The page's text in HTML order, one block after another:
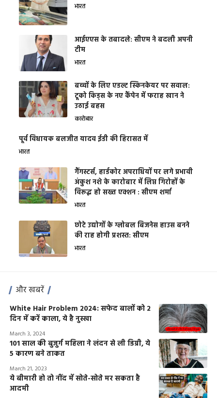
भारत
आईएएस के तबादले: सीएम ने बदली अपनी
टीम
भारत
बच्चों के लिए एडल्ट स्किनकेयर पर सवाल:
टूको किड्स के नए कैंपेन में फराह खान ने
उठाई बहस
कारोबार
पूर्व विधायक बलजीत यादव ईडी की हिरासत में
भारत
गैंगस्टर्स, हार्डकोर अपराधियों पर लगे प्रभावी
अंकुश नशे के कारोबार में लिप्त गिरोहों के
विरूद्ध हो सख्त एक्शन : सीएम शर्मा
भारत
छोटे उद्योगों के ग्लोबल बिजनेस हाउस बनने
की राह होगी प्रशस्त: सीएम
भारत
और खबरें
White Hair Problem 2024: सफेद बालों को 2
दिन में करें काला, ये है नुस्खा
March 3, 2024
101 साल की बुजुर्ग महिला ने लंदन से ली डिग्री, ये
5 कारण बने ताकत
March 21, 2023
ये बीमारी हो तो नींद में सोते-सोते मर सकता है
आदमी